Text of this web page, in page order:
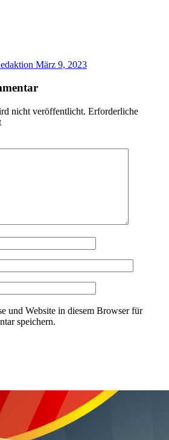
März 9, 2023
nicht veröffentlicht. Erforderliche
und Website in diesem Browser für
speichern.